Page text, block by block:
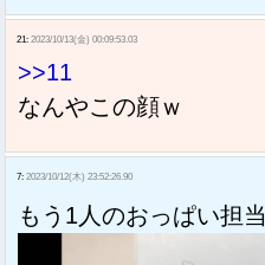
21: 2023/10/13(金) 00:09:53.03
>>11
なんやこの顔ｗ
7: 2023/10/12(木) 23:52:26.90
もう1人のおっぱい担当